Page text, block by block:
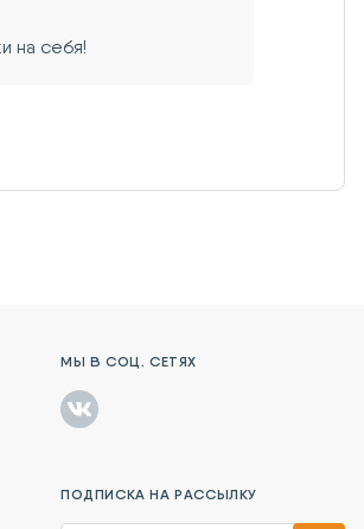
на себя!
МЫ В СОЦ. СЕТЯХ
ПОДПИСКА НА РАССЫЛКУ